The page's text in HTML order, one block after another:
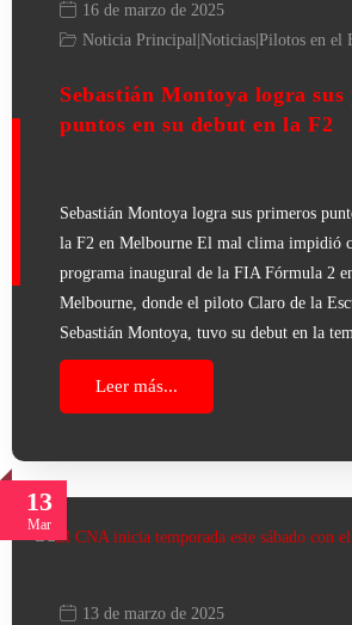
16 de marzo de 2025
Noticia Principal Noticias Pilotos en el
Sebastián Montoya logra
puntos en su debut en la F2
Sebastián Montoya logra sus primeros
la F2 en Melbourne El mal clima impidió
programa inaugural de la FIA Fórmula 2
Melbourne, donde el piloto Claro de la
Sebastián Montoya, tuvo su debut en la
Leer más...
13
Mar
13 de marzo de 2025